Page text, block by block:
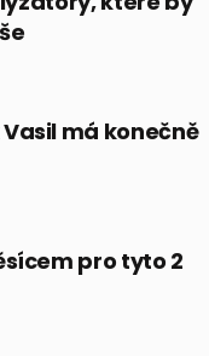
má konečně
pro tyto 2